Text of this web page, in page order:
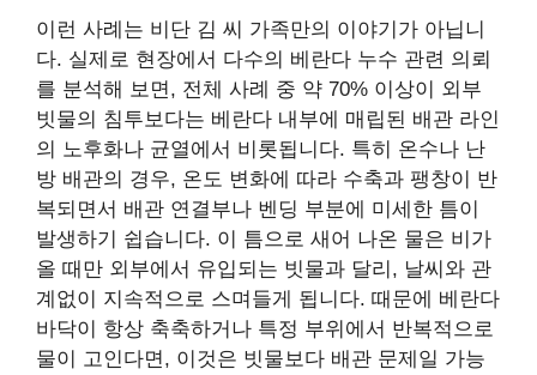
이런 사례는 비단 김 씨 가족만의 이야기가 아닙니
다. 실제로 현장에서 다수의 베란다 누수 관련 의뢰
를 분석해 보면, 전체 사례 중 약 70% 이상이 외부
빗물의 침투보다는 베란다 내부에 매립된 배관 라인
의 노후화나 균열에서 비롯됩니다. 특히 온수나 난
방 배관의 경우, 온도 변화에 따라 수축과 팽창이 반
복되면서 배관 연결부나 벤딩 부분에 미세한 틈이
발생하기 쉽습니다. 이 틈으로 새어 나온 물은 비가
올 때만 외부에서 유입되는 빗물과 달리, 날씨와 관
계없이 지속적으로 스며들게 됩니다. 때문에 베란다
바닥이 항상 축축하거나 특정 부위에서 반복적으로
물이 고인다면, 이것은 빗물보다 배관 문제일 가능